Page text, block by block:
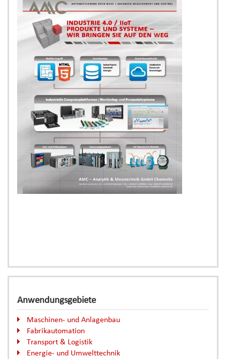
Anwendungsgebiete
Maschinen- und Anlagenbau
Fabrikautomation
Transport & Logistik
Energie- und Umwelttechnik